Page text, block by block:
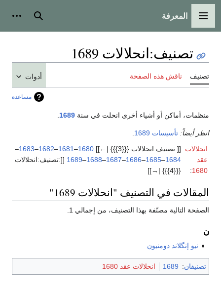
القائمة الرئيسية
المعرفة بحث
تصنيف:انحلالات 1689
تصنيف ناقش هذه الصفحة أدوات
مساعدة
منظمات، أماكن أو أشياء أخرى انحلت في سنة 1689
انظر أيضاً: تأسيسات 1689
انحلالات
عقد
1680
:
[[:تصنيف:انحلالات {{{3}}} |←]] 1680
–
1681
–
1682
–
1683
–
1684
–
1685
–
1686
–
1687
–
1688
–
1689 [[:تصنيف:انحلالات
{{{4}}} |→]]
المقالات في التصنيف "انحلالات 1689"
الصفحة التالية مصنّفة بهذا التصنيف، من إجمالي 1.
ن
نيو إنگلاند دومنيون
تصنيفان:
1689 انحلالات عقد 1680